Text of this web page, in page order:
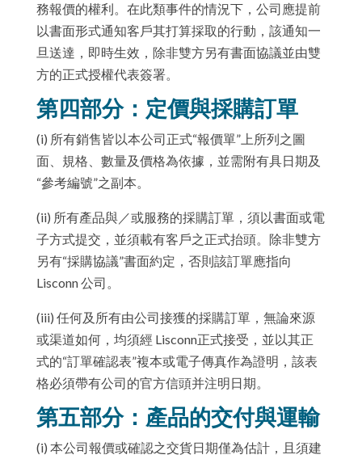
務報價的權利。在此類事件的情況下，公司應提前
以書面形式通知客戶其打算採取的行動，該通知一
旦送達，即時生效，除非雙方另有書面協議並由雙
方的正式授權代表簽署。
第四部分：定價與採購訂單
(i) 所有銷售皆以本公司正式“報價單”上所列之圖
面、規格、數量及價格為依據，並需附有具日期及
“參考編號”之副本。
(ii) 所有產品與／或服務的採購訂單，須以書面或電
子方式提交，並須載有客戶之正式抬頭。除非雙方
另有“採購協議”書面約定，否則該訂單應指向
Lisconn 公司。
(iii) 任何及所有由公司接獲的採購訂單，無論來源
或渠道如何，均須經 Lisconn正式接受，並以其正
式的“訂單確認表”複本或電子傳真作為證明，該表
格必須帶有公司的官方信頭并注明日期。
第五部分：產品的交付與運輸
(i) 本公司報價或確認之交貨日期僅為估計，且須建